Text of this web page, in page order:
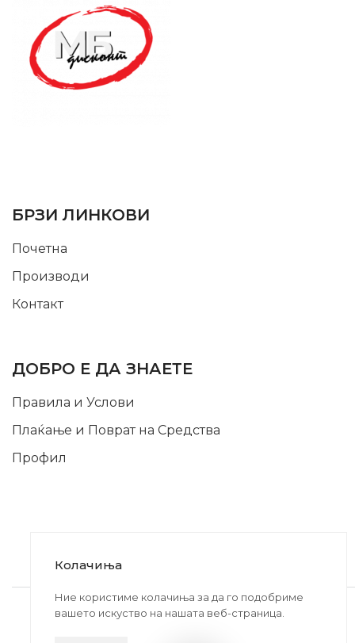
БРЗИ ЛИНКОВИ
Почетна
Производи
Контакт
ДОБРО Е ДА ЗНАЕТЕ
Правила и Услови
Плаќање и Поврат на Средства
Профил
2020-2024 © MB DISKONT. Изработено од
БРАМИТ ДООЕЛ
Колачиња
Ние користиме колачиња за да го подобриме
вашето искуство на нашата веб-страница.